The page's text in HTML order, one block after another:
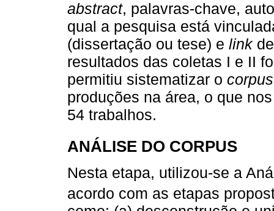
abstract, palavras-chave,
qual a pesquisa está
(dissertação ou tese) e linkde
resultados das coletas I e II
permitiu sistematizar o corpus
produções na área, o que
54 trabalhos.
ANÁLISE DO CORPUS
Nesta etapa, utilizou-se a
acordo com as etapas